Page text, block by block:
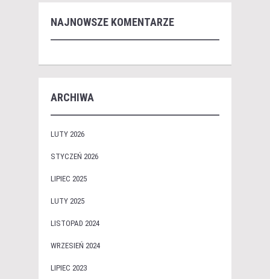
NAJNOWSZE KOMENTARZE
ARCHIWA
LUTY 2026
STYCZEŃ 2026
LIPIEC 2025
LUTY 2025
LISTOPAD 2024
WRZESIEŃ 2024
LIPIEC 2023